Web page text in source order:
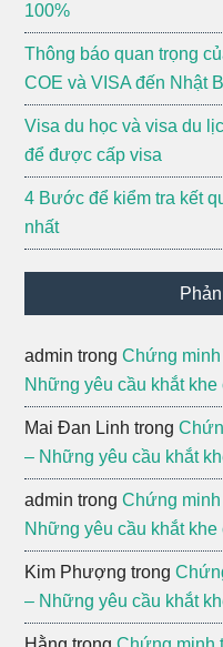
100%
Thông báo quan trọng
COE và VISA đến Nhật
Visa du học và visa du
để được cấp visa
4 Bước để kiểm tra kết
nhất
admin trongChứng
Những yêu cầu khắt
Mai Đan Linh trong
– Những yêu cầu khắt
admin trongChứng
Những yêu cầu khắt
Kim Phượng trong
– Những yêu cầu khắt